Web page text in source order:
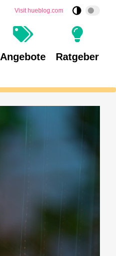
Visit hueblog.com
Angebote Ratgeber